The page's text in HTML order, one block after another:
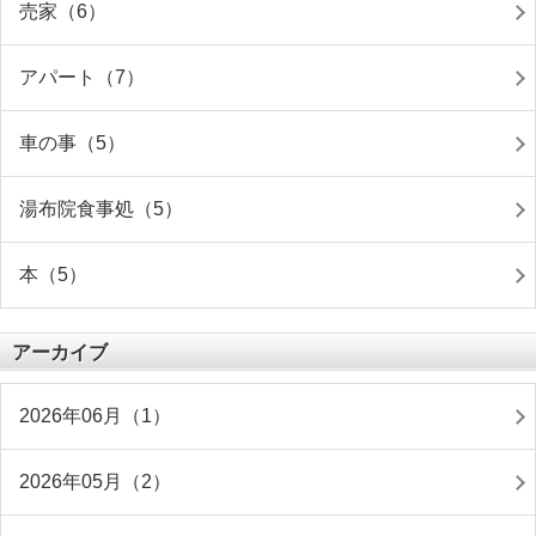
売家（6）
アパート（7）
車の事（5）
湯布院食事処（5）
本（5）
アーカイブ
2026年06月（1）
2026年05月（2）